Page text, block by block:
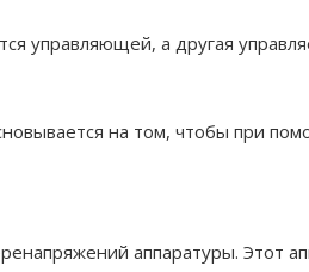
управляющей, а другая
на том, чтобы при
аппаратуры. Этот